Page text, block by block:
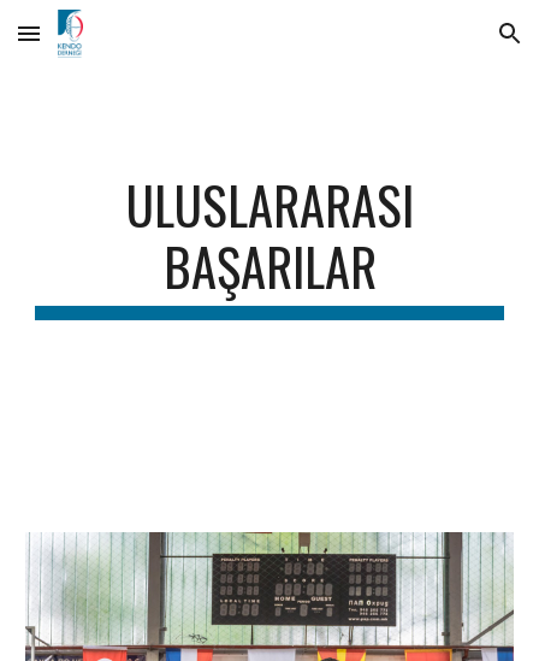
Skip to main content Skip to navigation
ULUSLARARASI
BAŞARILAR